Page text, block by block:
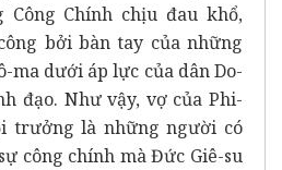
Công Chính chịu đau khổ,
bởi bàn tay của những
ma dưới áp lực của dân Do-
đạo. Như vậy, vợ của Phi-
trưởng là những người có
công chính mà Đức Giê-su